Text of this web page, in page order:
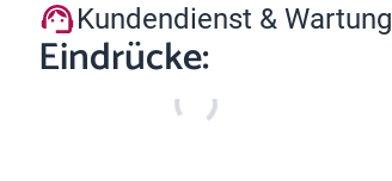
Kundendienst & Wartung
Eindrücke: